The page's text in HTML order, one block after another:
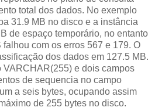
total dos dados. No exemplo
31.9 MB no disco e a instância
de espaço temporário, no entanto
com os erros 567 e 179. O
dos dados em 127.5 MB.
VARCHAR(255) e dois campos
de sequencia no campo
a seis bytes, ocupando assim
de 255 bytes no disco.